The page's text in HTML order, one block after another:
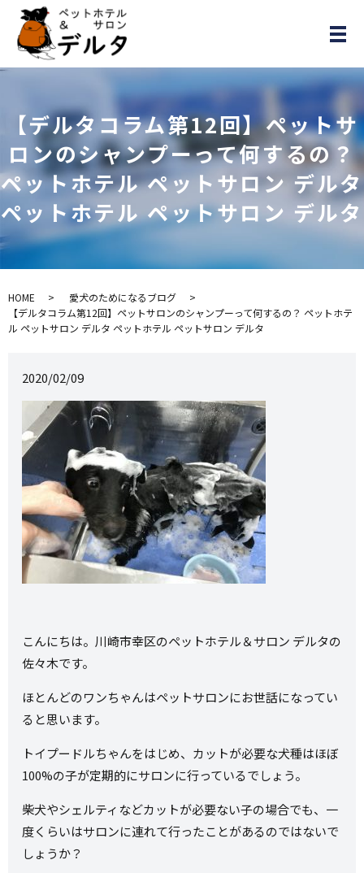
メ
【デルタコラム第12回】ペットサ
ロンのシャンプーって何するの？
ペットホテル ペットサロン デルタ
ペットホテル ペットサロン デルタ
HOME
愛犬のためになるブログ
【デルタコラム第12回】ペットサロンのシャンプーって何するの？ ペットホテ
ル ペットサロン デルタ ペットホテル ペットサロン デルタ
2020/02/09
こんにちは。川崎市幸区のペットホテル＆サロン デルタの
佐々木です。
ほとんどのワンちゃんはペットサロンにお世話になってい
ると思います。
トイプードルちゃんをはじめ、カットが必要な犬種はほぼ
100%の子が定期的にサロンに行っているでしょう。
柴犬やシェルティなどカットが必要ない子の場合でも、一
度くらいはサロンに連れて行ったことがあるのではないで
しょうか？